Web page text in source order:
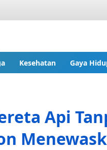
Kesehatan Gaya
Api